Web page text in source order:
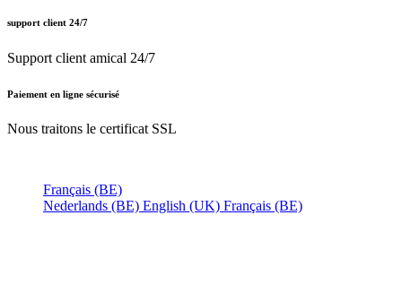
support client 24/7
Support client amical 24/7
Paiement en ligne sécurisé
Nous traitons le certificat SSL
Français (BE)
Nederlands (BE) English (UK) Français (BE)